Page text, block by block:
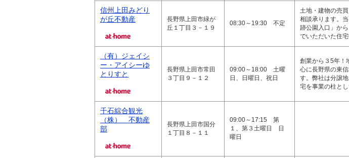
信州上田みどり
が丘不動産
長野県上田市緑が
丘１丁目３－１９
08:30～19:30 不定
土地・建物の売
相談承ります。
跡公園入口」か
でいただいた住
（有）ジェイシ
ー・アイシーゆ
とりすと
長野県上田市常田
３丁目９－１２
09:00～18:00 土曜
日、日曜日、祝日
創業から３5年！
心に長野県の東
す。弊社は分譲
宅を事業の柱と
千石綜合観光
（株） 不動産
部
長野県上田市国分
１丁目８－１１
09:00～17:15 第
１、第３土曜日 日
曜日